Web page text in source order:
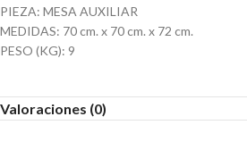
PIEZA: MESA AUXILIAR
MEDIDAS: 70 cm. x 70 cm. x 72 cm.
PESO (KG): 9
Valoraciones (0)